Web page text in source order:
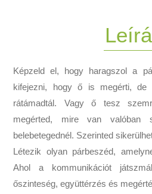
Képzeld el, hogy haragszol a
kifejezni, hogy ő is megérti,
rátámadtál. Vagy ő tesz
megérted, mire van valóban
belebetegednél. Szerinted
Létezik olyan párbeszéd,
Ahol a kommunikációt
őszinteség, együttérzés és